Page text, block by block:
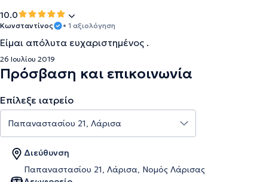
10.0
Κωνσταντίνος • 1 αξιολόγηση
Είμαι απόλυτα ευχαριστημένος .
26 Ιουλίου 2019
Πρόσβαση και επικοινωνία
Επίλεξε ιατρείο
Διεύθυνση
Παπαναστασίου 21, Λάρισα, Νομός Λάρισας